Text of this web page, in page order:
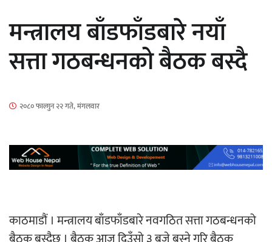
सार्वजनिक
नियन्त्रणमा
मन्त्रालय बाँडफाँडबारे नयाँ
सत्ता गठबन्धनको बैठक बस्दै
२०८० फाल्गुन २२ गते, मंगलवार
काठमाडौं । मन्त्रालय बाँडफाँडबारे नवगठित सत्ता गठबन्धनको